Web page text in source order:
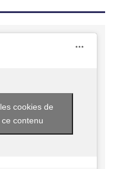
cookies de
contenu